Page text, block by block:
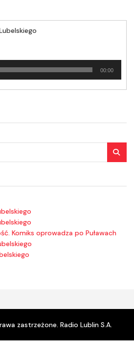
00:00
Komiks oprowadza po Puławach
zastrzeżone. Radio Lublin S.A.